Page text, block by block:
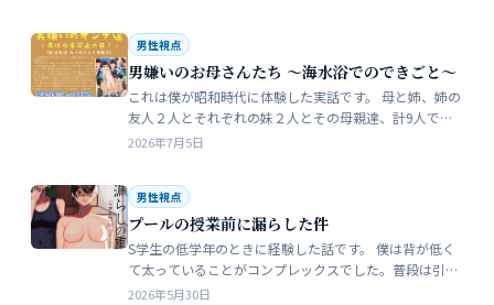
男性視点
男嫌いのお母さんたち 〜海水浴でのできごと〜
これは僕が昭和時代に体験した実話です。 母と姉、姉の
友人２人とそれぞれの妹２人とその母親達、計9人で海
水浴に行きました。当時、僕はS学５年生で姉の美香はC
2026年7月5日
男性視点
プールの授業前に漏らした件
S学生の低学年のときに経験した話です。 僕は背が低く
て太っていることがコンプレックスでした。普段は引っ
込み思案で大人しい性格をしています。 ただ何でもよく
2026年5月30日